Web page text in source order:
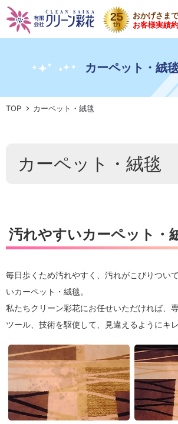
おかげさま
お客様実績
カーペット・絨
TOP カーペット・絨毯
カーペット・絨毯
汚れやすいカーペット・
毎日歩くため汚れやすく、汚れがこびりつい
いカーペット・絨毯。
私たちクリーン彩花にお任せいただければ、
ツール、技術を駆使して、見違えるようにキ